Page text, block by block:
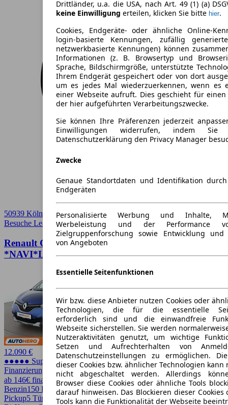
50939 Köln
Besuche Leasingmarkt➚
Renault Captur 1.3 TCe Version S
*NAVI*LED*PDC*SHZ*TEMPO*
12.090 €
●●●●● Super Preis
Finanzierung möglich
ab 146€ finanzieren ↗
Benzin150 PS (110 kW)55.570 km EZ 03/2019SchaltgetriebeSUV /
Pickup5 Türen
Drittländer, u.a. die USA, nach Art. 49 (1) (a)
keine Einwilligung erteilen, klicken Sie bitte hier.
Cookies, Endgeräte- oder ähnliche Online-
login-basierte Kennungen, zufällig
netzwerkbasierte Kennungen) können
Informationen (z. B. Browsertyp und
Sprache, Bildschirmgröße, unterstützte
Ihrem Endgerät gespeichert oder von dort
um es jedes Mal wiederzuerkennen, wenn es
einer Webseite aufruft. Dies geschieht für
der hier aufgeführten Verarbeitungszwecke.
Sie können Ihre Präferenzen jederzeit
Einwilligungen widerrufen, indem
Datenschutzerklärung den Privacy Manager
Zwecke
Genaue Standortdaten und Identifikation
Endgeräten
Personalisierte Werbung und Inhalte,
Werbeleistung und der Performance
Zielgruppenforschung sowie Entwicklung und
von Angeboten
Essentielle Seitenfunktionen
Wir bzw. diese Anbieter nutzen Cookies oder
Technologien, die für die essentielle
erforderlich sind und die einwandfreie
Webseite sicherstellen. Sie werden
Nutzeraktivitäten genutzt, um wichtige
Setzen und Aufrechterhalten von
Datenschutzeinstellungen zu ermöglichen.
dieser Cookies bzw. ähnlicher Technologien kann
nicht abgeschaltet werden. Allerdings
Browser diese Cookies oder ähnliche Tools
darauf hinweisen. Das Blockieren dieser
Tools kann die Funktionalität der Webseite